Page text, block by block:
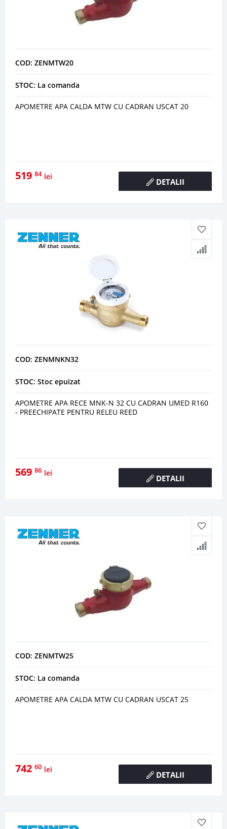
COD: ZENMTW20
STOC: La comanda
APOMETRE APA CALDA MTW CU CADRAN USCAT 20
519 84 lei
DETALII
COD: ZENMNKN32
STOC: Stoc epuizat
APOMETRE APA RECE MNK-N 32 CU CADRAN UMED R160
- PREECHIPATE PENTRU RELEU REED
569 86 lei
DETALII
COD: ZENMTW25
STOC: La comanda
APOMETRE APA CALDA MTW CU CADRAN USCAT 25
742 60 lei
DETALII